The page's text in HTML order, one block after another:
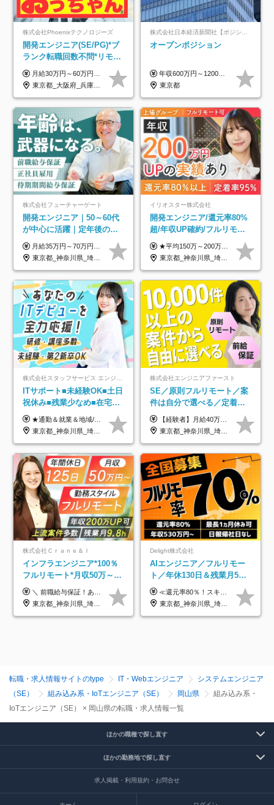
株式会社Phoenixテクノロジーズ
開発エンジニア(SE/PG)*ブ
ランク転職回数不問*リモー
ト案件多数*残業ほぼ0*通院
のための半休制度あり
月給30万円～60万円+住宅手当+職能手当+役職手当+決算賞与+報奨金 ※経験・能力を考慮し、優遇します ※給与には20時間分のみなし時間外手当(3万7000円以上)を含みます(超過時間分は別途追加支給) ※試用期間3～6ヵ月あり(その間の給与、待遇に差異なし) ※場合によって契約社員での採用の可能性あり(面接時に応相談)
東京都_大阪府_兵庫県_京都府_福岡県
株式会社日本経済新聞社【ポジションマッチ登録】
オープンポジション
年収600万円～1200万円 ※上記年収は、想定年収です。住居費補助、子手当などの各種手当を含む金額です。 ※経験・能力等を考慮の上、当社規定により決定します。
東京都
株式会社フューチャーゲート
開発エンジニア｜50～60代
が中心に活躍｜定年後の給
与減ナシ｜年収50万円アッ
プ実績／昇給率92％（直近3
年）
月給35万円～70万円（固定残業代30時間分63,869円～を含む）+賞与年1回 ※30時間を超える分は別途支給します ●これまでのご経験・スキル・前職給与をできる限り考慮します ●待機期間も給与を100％支給します ●試用期間中も給与や福利厚生は同じです ≪年収を維持しながら長く働けます！≫ 一般的な企業では55歳や60歳を機に年収が下がりますが、 当社は役職などではなく「スキルや経験」で評価。 エンジニアとして長く働きながら あなたにふさわしい年収を維持できます！
東京都_神奈川県_埼玉県_千葉県
イリオスター株式会社
開発エンジニア/還元率80%
超/年収UP確約/フルリモ
OK/年休130日/平均残業7h/
約2万件の案件から選択
★平均150万～200万円年収UPを実現！ ★前職給与を100％保証！ ★案件内容の開示・明確な評価体制あり ⇒クライアント評価で即昇給を実現したケースも◎ ★年12回（毎月昇給チャンスあり） ■月給35万円～103万円 ※経験・能力・前職給与を考慮し、決定 ※上記給与には月30時間分(6万6500円以上)の固定残業代が含まれます。超過分は手当として別途支給します ※試用期間3ヶ月あり(期間中の給与・待遇面に差異はありません) ▼収入アップの実例をご紹介 ───────────── ★働き方改革をした30代男性（PG） 子どもが生まれたばかりなのに、忙しい現場で残業も月50～60時間が当たり前。 ⇒残業ほぼゼロ＆週3リモートの働き方に！しかも給与もアップ！ ★収入アップした30代男性（PM） 子供が3人いて家計も苦しく、残業代で稼ぐ日々… ⇒残業をたくさんしていた年収額より、100万円以上アップしました！
東京都_神奈川県_埼玉県_千葉県_大阪府_愛知県_北海道_青森県_岩手県_宮城県_秋田県_山形県_福島県_茨城県_栃木県_群馬県_新潟県_山梨県_長野県_富山県_石川県_福井県_静岡県_岐阜県_三重県_兵庫県_京都府_滋賀県_奈良県_和歌山県_広島県_岡山県_鳥取県_島根県_山口県_徳島県_香川県_愛媛県_高知県_福岡県_熊本県_佐賀県_長崎県_大分県_宮崎県_鹿児島県_沖縄県
ITサポート■未経験OK■土日
祝休み■残業少なめ■在宅実
績あり■約900種類のスキル
アップ講座あり■全国募集
★通勤＆就業＆地域/住宅＆役職手当あり ★残業代は全額支給 ★選べる給与制度あり！ ■東京・神奈川・千葉・埼玉勤務の場合 月給24.5万円～55万円＋諸手当 （残業代は全額支給） (20,000円の地域/住宅手当込み) ■愛知・京都・大阪・兵庫勤務の場合 月給24万円以上＋諸手当 （残業代は全額支給） (15,000円の地域/住宅手当込み) ■茨城・栃木・群馬・静岡・三重・滋賀・広島・福岡勤務の場合 月給23.5万円以上＋諸手当 （残業代は全額支給） (10,000円の地域/住宅手当込み) ■北海道・宮城・山梨・長野・岐阜・奈良・和歌山・岡山勤務の場合 月給23万円以上＋諸手当 （残業代は全額支給） (5,000円の地域/住宅手当込み) ■その他のエリア勤務の場合 月給22.5万円以上＋諸手当 （残業代は全額支給） ※経験や能力を考慮し、当社規定により優遇します 【昇給：年一回実施】 【選べる給与制度】 ★収入を重視する方に… 「変動型人事制度」の選択も可能（派遣先からの評価に応じて収入アップ！） ※年2回のタイミングで希望者と面談の上決定します。
東京都_神奈川県_埼玉県_千葉県_大阪府_愛知県_北海道_岩手県_宮城県_山形県_福島県_茨城県_栃木県_群馬県_山梨県_長野県_富山県_石川県_静岡県_岐阜県_三重県_兵庫県_京都府_滋賀県_奈良県_広島県_岡山県_山口県_愛媛県_福岡県_熊本県_長崎県
株式会社エンジニアファースト
SE／原則フルリモート／案
件は自分で選べる／定着率
93%／20～30代活躍中！
【経験者】月給40万円～120万円(固定残業代含む)+各種手当 ★前職給与の総収入額を100％保証｜還元率84％〜100％ ★20代の平均年収570万円 ※月給には、みなし残業手当(月30時間／5万8000円以上)を含みます 超過分は別途追加支給 ※固定残業代は、時間外労働の有無に関わらず30時間分を、月5万8000円~15万7000円支給 ※上記を超える時間外労働分は追加で支給 【未経験者】月給21万円以上＋各種手当 固定残業なし(残業代発生分全額支給) ※6ヶ月の試用期間あり（※条件に変動なし） ▼単価連動性×還元率は84％～100％で収入の大幅UPが可能！ ・案件単価が月50万円の場合：年収417万円 ・案件単価が月70万円の場合：年収584万円 ・案件単価が月100万円の場合：年収834万円 ＜モデル年収＞ ▼400万円～500万円(入社初年度) ▼542万円～626万円(入社2年) ▼667万円～700万円(入社3年） ▼709万円～801万円(入社5年）
東京都_神奈川県_埼玉県_千葉県_大阪府_愛知県_北海道_青森県_岩手県_宮城県_秋田県_山形県_福島県_茨城県_栃木県_群馬県_新潟県_山梨県_長野県_富山県_石川県_福井県_静岡県_岐阜県_三重県_兵庫県_京都府_滋賀県_奈良県_和歌山県_広島県_岡山県_鳥取県_島根県_山口県_徳島県_香川県_愛媛県_高知県_福岡県_熊本県_佐賀県_長崎県_大分県_宮崎県_鹿児島県_沖縄県
株式会社Ｃｒａｎｅ＆Ｉ
インフラエンジニア*100％
フルリモート*月収50万～*
クラウド×上流工程*前職給
与保証*残業月9.8h
＼ 前職給与保証！あなたのこれまでの経験を正当評価 ／ ★月収50万円～スタート！【年俸600万～1,162万8,000円（12分割）】 ――「頑張りが給与に直結しない…」そんな不満とは無縁の環境です。 実際、入社後に「年収150万～200万円UP」を実現した先輩エンジニアが多数活躍中！ 【 収入をさらに押し上げる充実のプラスα 】 スキルを磨くほど得をする「資格手当」 ⇒ 1資格につき毎月3,000円～30,000円を継続支給！ 成果を見逃さない「功績手当」 ⇒ 社員の頑張りに応じて最大10万円をダイレクトに支給！ スピード昇給・高年収も可能 ⇒ 1回の昇給で年収数十万UPのチャンスあり。ゆくゆくは年収1000万以上のハイクラスも目指せます。 ※経験・スキルを考慮の上決定します ※上記金額には固定残業代（月30h分・95,000円～184,000円）を含みます ※超過分は別途全額支給します ※試用期間2ヶ月間あり（その他待遇に差異はありません）
東京都_神奈川県_埼玉県_千葉県_大阪府_愛知県_北海道_青森県_岩手県_宮城県_秋田県_山形県_福島県_茨城県_栃木県_群馬県_新潟県_山梨県_長野県_富山県_石川県_福井県_静岡県_岐阜県_三重県_兵庫県_京都府_滋賀県_奈良県_和歌山県_広島県_岡山県_鳥取県_島根県_山口県_徳島県_香川県_愛媛県_高知県_福岡県_熊本県_佐賀県_長崎県_大分県_宮崎県_鹿児島県_沖縄県
Delight株式会社
AIエンジニア／フルリモー
ト／年休130日＆残業月5h
以下／1カ月連休可／案件選
択制／還元率80%
≪還元率80％！スキルや経験をしっかり収入に反映します≫ 年俸530万円以上＋業績賞与 ※スキル・経験を考慮の上、優遇いたします ※上記年俸を12分割し、月1回支給します ※上記年俸には固定残業代月20時間分(月6万9000円以上)が含まれます。残業はほとんど発生しませんが、超過した場合は追加支給します ★AIを使った自社への貢献も、貢献度に応じて給与に反映する制度があります
東京都_神奈川県_埼玉県_千葉県_大阪府_愛知県_北海道_青森県_岩手県_宮城県_秋田県_山形県_福島県_茨城県_栃木県_群馬県_新潟県_山梨県_長野県_富山県_石川県_福井県_静岡県_岐阜県_三重県_兵庫県_京都府_滋賀県_奈良県_和歌山県_広島県_岡山県_鳥取県_島根県_山口県_徳島県_香川県_愛媛県_高知県_福岡県_熊本県_佐賀県_長崎県_大分県_宮崎県_鹿児島県_沖縄県
転職・求人情報サイトのtype IT・Webエンジニア
システムエンジニア
（SE）
組み込み系・IoTエンジニア（SE） 岡山県
組み込み系・
IoTエンジニア（SE） × 岡山県の転職・求人情報一覧
ほかの職種で探し直す
ほかの勤務地で探し直す
求人掲載・利用規約・お問合せ